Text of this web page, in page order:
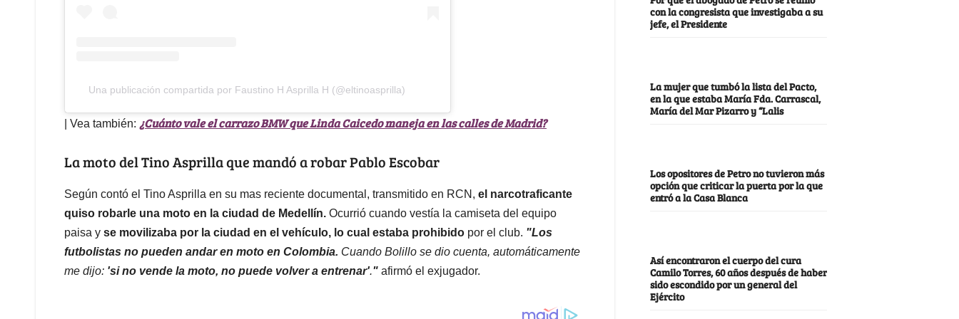
Una publicación compartida por Faustino H Asprilla H (@eltinoasprilla)
| Vea también: ¿Cuánto vale el carrazo BMW que Linda Caicedo maneja en las calles de Madrid?
La moto del Tino Asprilla que mandó a robar Pablo Escobar
Según contó el Tino Asprilla en su mas reciente documental, transmitido en RCN, el narcotraficante
quiso robarle una moto en la ciudad de Medellín. Ocurrió cuando vestía la camiseta del equipo
paisa y se movilizaba por la ciudad en el vehículo, lo cual estaba prohibido por el club. "Los
futbolistas no pueden andar en moto en Colombia. Cuando Bolillo se dio cuenta, automáticamente
me dijo: 'si no vende la moto, no puede volver a entrenar'." afirmó el exjugador.
con la congresista que investigaba a su
jefe, el Presidente
La mujer que tumbó la lista del Pacto,
en la que estaba María Fda. Carrascal,
María del Mar Pizarro y “Lalis
Los opositores de Petro no tuvieron más
opción que criticar la puerta por la que
entró a la Casa Blanca
Así encontraron el cuerpo del cura
Camilo Torres, 60 años después de haber
sido escondido por un general del
Ejército